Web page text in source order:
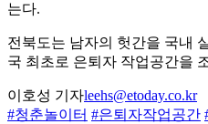
는다.
전북도는 남자의 헛간을 국내
국 최초로 은퇴자 작업공간을
이호성 기자leehs@etoday.co.kr
#청춘놀이터 #은퇴자작업공간